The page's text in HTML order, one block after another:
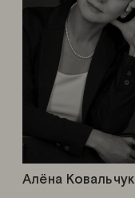
Алёна Ковальчук